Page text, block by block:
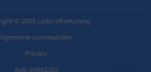
© 2026 LedprofielKoning
Algemene voorwaarden
Privacy
KvK: 69862303